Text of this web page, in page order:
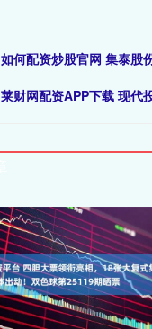
如何配资炒股官网 集泰股
莱财网配资APP下载 现代